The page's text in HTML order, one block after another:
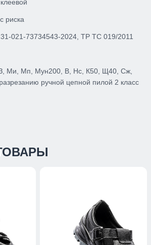
риска
021-73734543-2024, ТР ТС 019/2011
Ми, Мп, Мун200, В, Нс, К50, Щ40, Сж,
ручной цепной пилой 2 класс